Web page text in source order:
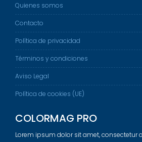
Quienes somos
Contacto
Política de privacidad
Términos y condiciones
Aviso Legal
Política de cookies (UE)
COLORMAG PRO
Lorem ipsum dolor sit amet, consectetur